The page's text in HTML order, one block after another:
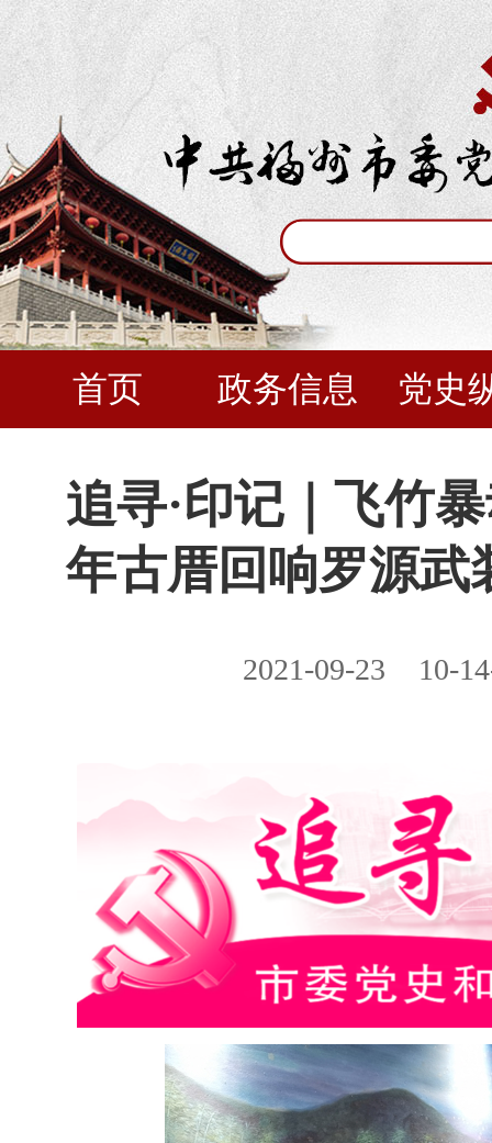
首页 政务信息 党史
追寻·印记｜飞竹
年古厝回响罗源武
2021-09-23 10-